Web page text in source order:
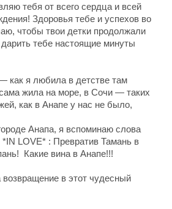
тебя от всего сердца и всей
Здоровья тебе и успехов во
чтобы твои детки продолжали
тебе настоящие минуты
как я любила в детстве там
жила на море, в Сочи — таких
как в Анапе у нас не было,
Анапа, я вспоминаю слова
LOVE* : Превратив Тамань в
Какие вина в Анапе!!!
в этот чудесный